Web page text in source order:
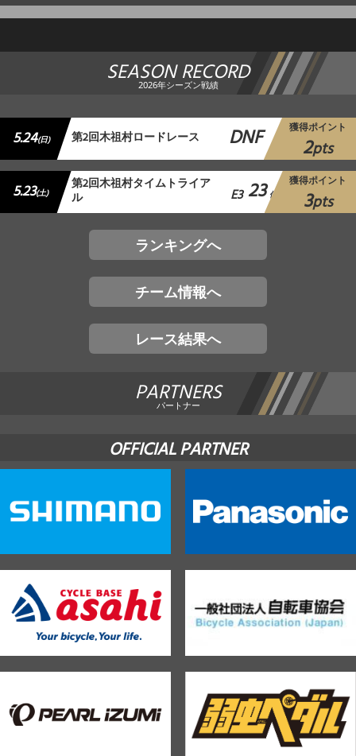
SEASON RECORD
2026年シーズン戦績
5.24(日) 第2回木祖村ロードレース DNF 獲得ポイント
2pts
5.23(土) 第2回木祖村タイムトライア
ル E3 23 位
獲得ポイント
3pts
ランキングへ
チーム情報へ
レース結果へ
PARTNERS
パートナー
OFFICIAL PARTNER